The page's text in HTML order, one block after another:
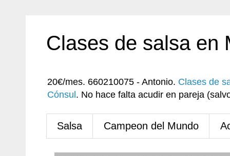
Clases de salsa en
20€/mes. 660210075 - Antonio. Clases de
Cónsul . No hace falta acudir en pareja
Salsa Campeon del Mundo